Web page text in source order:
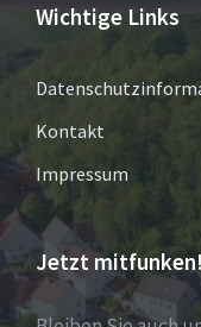
Wichtige Links
Kontakt
Impressum
Jetzt mitfunken!